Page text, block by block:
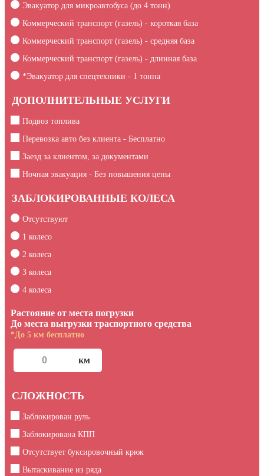
Эвакуатор для микроавтобуса (до 4 тонн)
Коммерческий транспорт (газель) - короткая база
Коммерческий транспорт (газель) - средняя база
Коммерческий транспорт (газель) - длинная база
*Эвакуатор для спецтехники - 1 тонна
ДОПОЛНИТЕЛЬНЫЕ УСЛУГИ
Подвоз топлива
Перевозка авто без клиента - Бесплатно
Заезд за клиентом, за документами
Ночная эвакуация - Без повышения цены
ЗАБЛОКИРОВАННЫЕ КОЛЕСА
Отсутствуют
1 колесо
2 колеса
3 колеса
4 колеса
Растояние от места погрузки
До места выгрузки траспортного средства
*До 5 км бесплатно
СЛОЖНОСТЬ
Заблокирован руль
Заблокирована КПП
Отсутствует буксировочный крюк
Вытаскивание из ряда